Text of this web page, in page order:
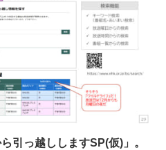
引っ越ししますSP(仮)」。